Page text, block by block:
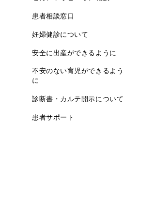
患者相談窓口
妊婦健診について
安全に出産ができるように
不安のない育児ができるよう
に
診断書・カルテ開示について
患者サポート